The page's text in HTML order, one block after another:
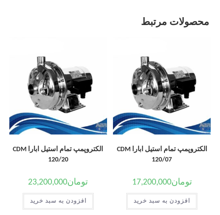
محصولات مرتبط
الکتروپمپ تمام استیل ابارا CDM
120/07
تومان17,200,000
افزودن به سبد خرید
الکتروپمپ تمام استیل ابارا CDM
120/20
تومان23,200,000
افزودن به سبد خرید